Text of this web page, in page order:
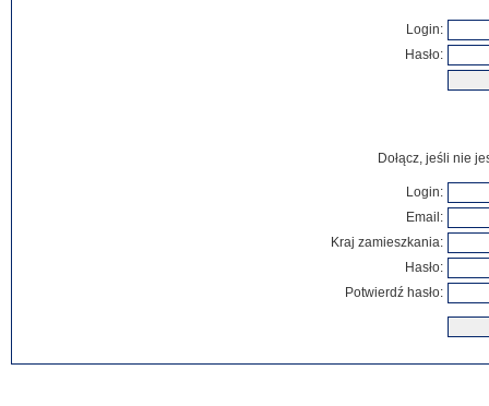
Login:
Hasło:
Dołącz, jeśli nie
Login:
Email:
Kraj zamieszkania:
Hasło:
Potwierdź hasło: